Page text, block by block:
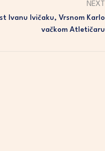
NEXT
Ivanu Ivičaku, Vrsnom Karlo
Vačkom Atletičaru